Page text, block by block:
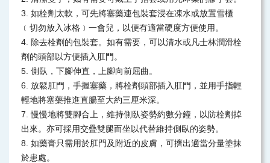
3. 如栓劑太軟，可先將塞藥連包裝套浸在凍水或放置雪櫃
﹝切勿放入冰格﹞一會兒，以便有適當硬度方便使用。
4. 除去栓劑的包裝套。如有需要，可以清水或凡士林潤滑栓
劑的頭部以方便插入肛門。
5. 側臥，下腳伸直，上腳向前屈曲。
6. 放鬆肛門，手握塞藥，將栓劑頭部插入肛門，並用手指輕
輕地將塞藥推進直腸至大約三厘米深。
7. 慢慢地將雙腳合上，維持側臥姿勢約數分鐘，以防栓劑掉
出來。亦可採用交疊雙腿而坐以代替維持側臥的姿勢。
8. 如藥膏只需用於肛門及附近的皮膚，可擠出適當分量塗抹
於患處。